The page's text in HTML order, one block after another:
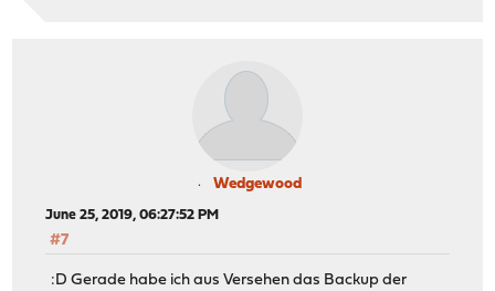
Wedgewood
June 25, 2019, 06:27:52 PM
#7
:D Gerade habe ich aus Versehen das Backup der